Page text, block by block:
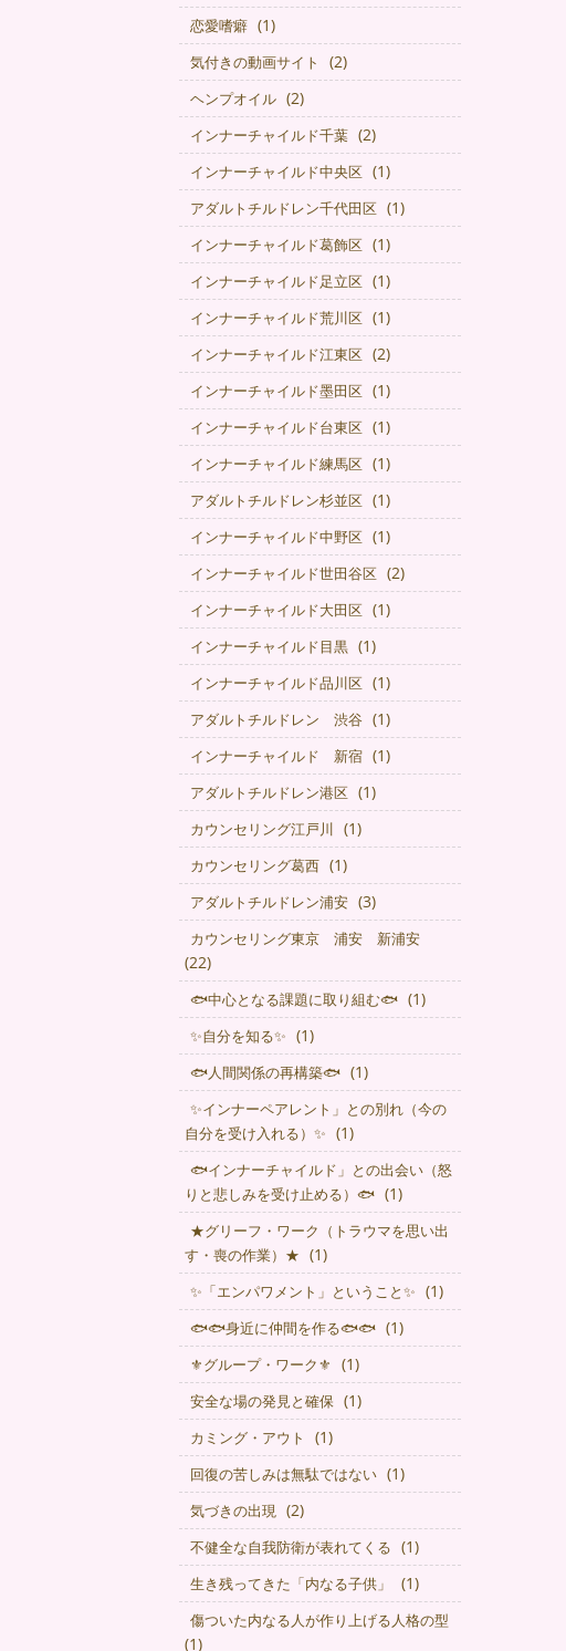
恋愛嗜癖 (1)
気付きの動画サイト (2)
ヘンプオイル (2)
インナーチャイルド千葉 (2)
インナーチャイルド中央区 (1)
アダルトチルドレン千代田区 (1)
インナーチャイルド葛飾区 (1)
インナーチャイルド足立区 (1)
インナーチャイルド荒川区 (1)
インナーチャイルド江東区 (2)
インナーチャイルド墨田区 (1)
インナーチャイルド台東区 (1)
インナーチャイルド練馬区 (1)
アダルトチルドレン杉並区 (1)
インナーチャイルド中野区 (1)
インナーチャイルド世田谷区 (2)
インナーチャイルド大田区 (1)
インナーチャイルド目黒 (1)
インナーチャイルド品川区 (1)
アダルトチルドレン 渋谷 (1)
インナーチャイルド 新宿 (1)
アダルトチルドレン港区 (1)
カウンセリング江戸川 (1)
カウンセリング葛西 (1)
アダルトチルドレン浦安 (3)
カウンセリング東京 浦安 新浦安
(22)
🐟中心となる課題に取り組む🐟 (1)
✨自分を知る✨ (1)
🐟人間関係の再構築🐟 (1)
✨インナーペアレント」との別れ（今の
自分を受け入れる）✨ (1)
🐟インナーチャイルド」との出会い（怒
りと悲しみを受け止める）🐟 (1)
★グリーフ・ワーク（トラウマを思い出
す・喪の作業）★ (1)
✨「エンパワメント」ということ✨ (1)
🐟🐟身近に仲間を作る🐟🐟 (1)
⚜グループ・ワーク⚜ (1)
安全な場の発見と確保 (1)
カミング・アウト (1)
回復の苦しみは無駄ではない (1)
気づきの出現 (2)
不健全な自我防衛が表れてくる (1)
生き残ってきた「内なる子供」 (1)
傷ついた内なる人が作り上げる人格の型
(1)